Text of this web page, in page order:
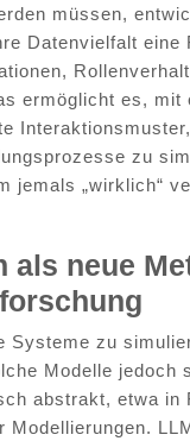
müssen,
Datenvielfalt eine
ermöglicht es, mit
zu
jemals „wirklich“
als neue
Systeme zu
Modelle jedoch
abstrakt, etwa in
Modellierungen.